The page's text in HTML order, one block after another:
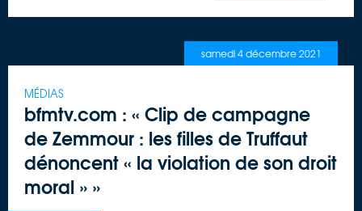
samedi 4 décembre 2021
MÉDIAS
bfmtv.com : « Clip de campagne
de Zemmour : les filles de Truffaut
dénoncent « la violation de son droit
moral » »